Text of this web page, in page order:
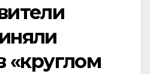
«круглом